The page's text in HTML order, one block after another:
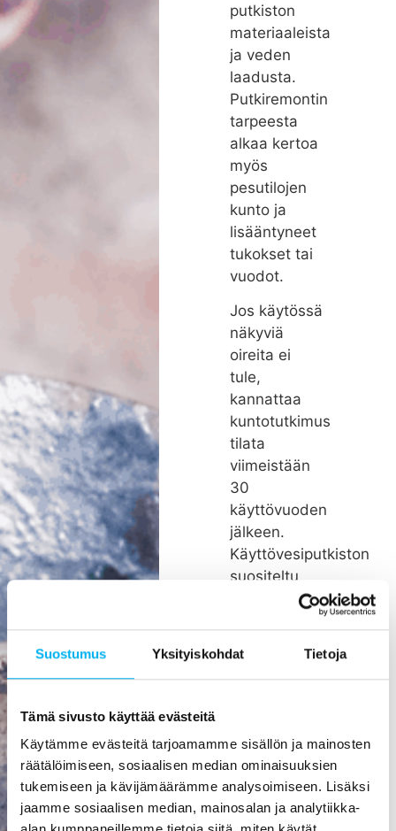
Suostumus Yksityiskohdat Tietoja
Tämä sivusto käyttää evästeitä
Käytämme evästeitä tarjoamamme sisällön ja mainosten
räätälöimiseen, sosiaalisen median ominaisuuksien
tukemiseen ja kävijämäärämme analysoimiseen. Lisäksi
jaamme sosiaalisen median, mainosalan ja analytiikka-
putkiston
materiaaleista
ja veden
laadusta.
Putkiremontin
tarpeesta
alkaa kertoa
myös
pesutilojen
kunto ja
lisääntyneet
tukokset tai
vuodot.
Jos käytössä
näkyviä
oireita ei
tule,
kannattaa
kuntotutkimus
tilata
viimeistään
30
käyttövuoden
jälkeen.
Käyttövesiputkiston
suositeltu
remonttiväli
Rakenteiden
pienikin
vuoto voi
aiheuttaa
mittavat